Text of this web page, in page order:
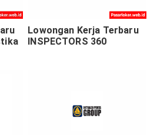
Lowongan Kerja Terbaru
INSPECTORS 360